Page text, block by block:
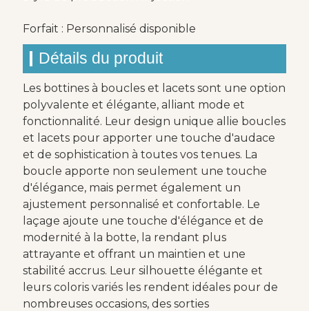
Forfait : Personnalisé disponible
Détails du produit
Les bottines à boucles et lacets sont une option
polyvalente et élégante, alliant mode et
fonctionnalité. Leur design unique allie boucles
et lacets pour apporter une touche d'audace
et de sophistication à toutes vos tenues. La
boucle apporte non seulement une touche
d'élégance, mais permet également un
ajustement personnalisé et confortable. Le
laçage ajoute une touche d'élégance et de
modernité à la botte, la rendant plus
attrayante et offrant un maintien et une
stabilité accrus. Leur silhouette élégante et
leurs coloris variés les rendent idéales pour de
nombreuses occasions, des sorties